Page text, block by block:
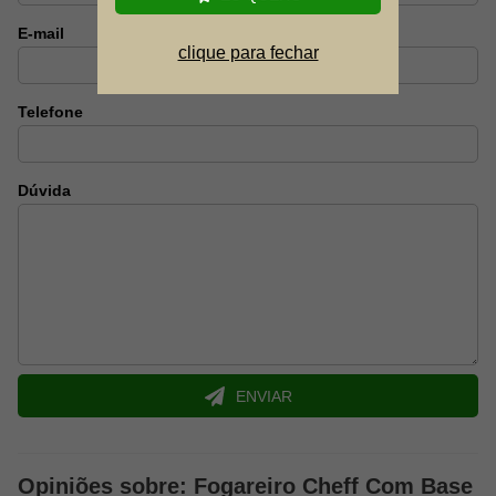
Exclusivo sistema de regulagem fina
Refil Gas Para Fogareiro Campgas Com 4 Und - Nautika
E-mail
Telefone
Dúvida
ENVIAR
Opiniões sobre: Fogareiro Cheff Com Base
clique para fechar